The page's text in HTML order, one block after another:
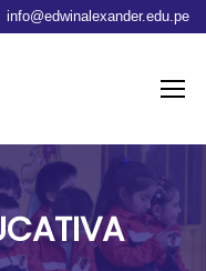
info@edwinalexander.edu.pe